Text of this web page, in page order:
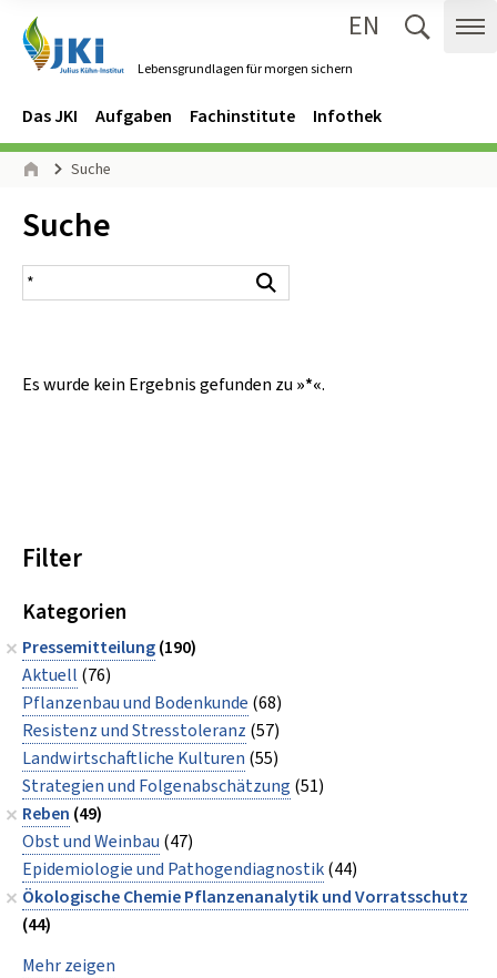
Lebensgrundlagen für morgen sichern
EN
Navigation
Hauptmenü
Das JKI Aufgaben Fachinstitute Infothek
Seitenpfad
Suche
Inhalt:
Suche
Suchergebnis
Es wurde kein Ergebnis gefunden zu »*«.
Filter
Kategorien
Pressemitteilung(190)
Aktuell (76)
Pflanzenbau und Bodenkunde (68)
Resistenz und Stresstoleranz (57)
Landwirtschaftliche Kulturen (55)
Strategien und Folgenabschätzung (51)
Reben (49)
Obst und Weinbau (47)
Epidemiologie und Pathogendiagnostik(44)
Ökologische Chemie Pflanzenanalytik und Vorratsschutz
(44)
Mehr zeigen